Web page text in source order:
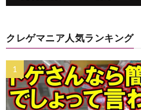
クレゲマニア人気ランキング